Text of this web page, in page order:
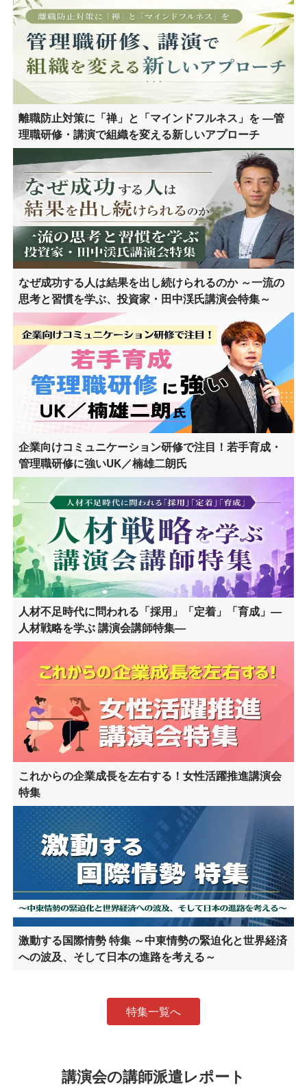
離職防止対策に「禅」と「マインドフルネス」を ―管
理職研修・講演で組織を変える新しいアプローチ
なぜ成功する人は結果を出し続けられるのか ～一流の
思考と習慣を学ぶ、投資家・田中渓氏講演会特集～
企業向けコミュニケーション研修で注目！若手育成・
管理職研修に強いUK／楠雄二朗氏
人材不足時代に問われる「採用」「定着」「育成」―
人材戦略を学ぶ 講演会講師特集―
これからの企業成長を左右する！女性活躍推進講演会
特集
激動する国際情勢 特集 ～中東情勢の緊迫化と世界経済
への波及、そして日本の進路を考える～
特集一覧へ
講演会の講師派遣レポート